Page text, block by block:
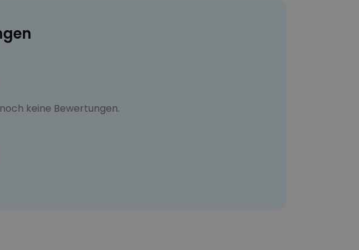
keine Bewertungen.